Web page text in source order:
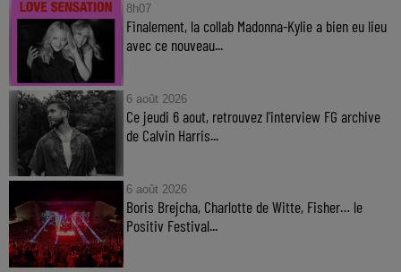
8h07
Finalement, la collab Madonna-Kylie a bien eu lieu
avec ce nouveau...
6 août 2026
Ce jeudi 6 aout, retrouvez l'interview FG archive
de Calvin Harris...
6 août 2026
Boris Brejcha, Charlotte de Witte, Fisher… le
Positiv Festival...